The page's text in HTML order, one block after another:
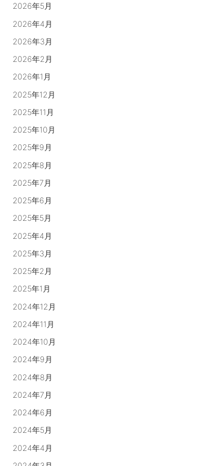
2026年5月
2026年4月
2026年3月
2026年2月
2026年1月
2025年12月
2025年11月
2025年10月
2025年9月
2025年8月
2025年7月
2025年6月
2025年5月
2025年4月
2025年3月
2025年2月
2025年1月
2024年12月
2024年11月
2024年10月
2024年9月
2024年8月
2024年7月
2024年6月
2024年5月
2024年4月